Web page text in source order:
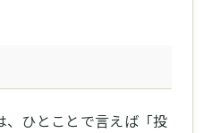
、ひとことで言えば「投